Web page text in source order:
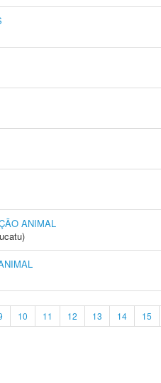
ANIMAL
10 11 12 13 14 15